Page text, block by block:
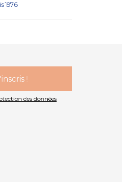
1976
des données